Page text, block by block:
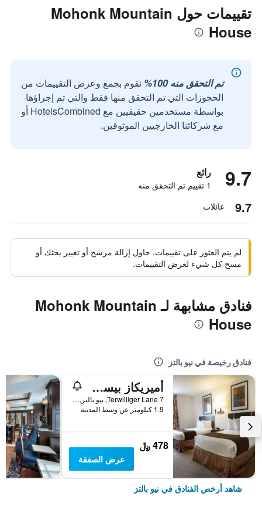
تقييمات حول Mohonk Mountain
House
تم التحقق منه 100%
نقوم بجمع وعرض التقييمات من
الحجوزات التي تم التحقق منها فقط والتي تم إجراؤها
بواسطة مستخدمين حقيقيين مع HotelsCombined أو
مع شركائنا الخارجيين الموثوقين.
9.7 رائع
1 تقييم تم التحقق منه
9.7 عائلات
لم يتم العثور على تقييمات. حاول إزالة مرشح أو تغيير بحثك أو
مسح كل شيء لعرض التقييمات.
فنادق مشابهة لـ Mohonk Mountain
House
فنادق رخيصة في نيو بالتز
أميريكاز بيست فاليو إن نيو بالتس
7 Terwilliger Lane, نيو بالتز, NY, الولايات المتحدة الأميريكية
1.9 كيلومتر عن وسط المدينة
478 ﷼
عرض الصفقة
شاهد أرخص الفنادق في نيو بالتز